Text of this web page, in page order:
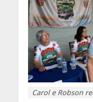
Carol e Robson